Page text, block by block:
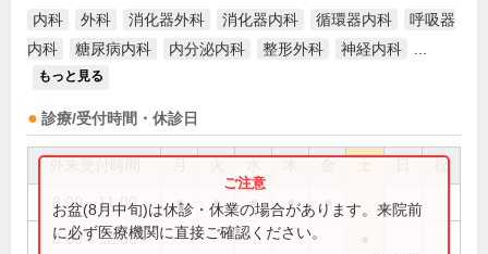
内科 外科 消化器外科 消化器内科 循環器内科
呼吸器
内科
糖尿病内科 内分泌内科 整形外科 神経内科
もっと見る
診療/受付時間・休診日
祝
8:00～11:00 ● ● ● ● ●
8:00～12:00
お盆(8月中旬)は休診・休業の場合があります。来院前
に必ず医療機関に直接ご確認ください。